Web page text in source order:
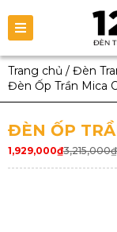
Trang chủ / Đèn
Đèn Ốp Trần Mica
ĐÈN ỐP
3,215,000₫
1,929,000₫